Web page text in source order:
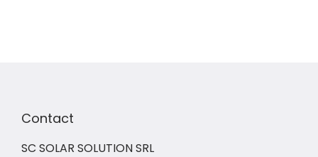
Contact
SC SOLAR SOLUTION SRL